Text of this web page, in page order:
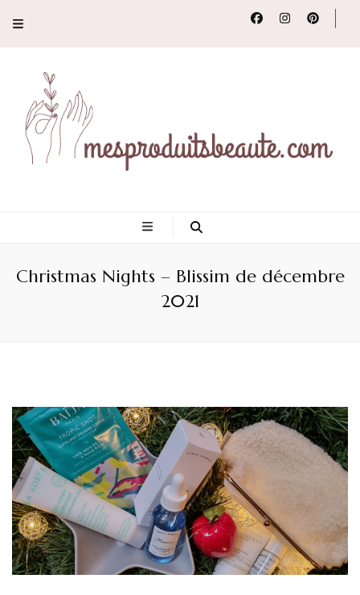
et revues de
produits beauté
Christmas Nights – Blissim de décembre
2021